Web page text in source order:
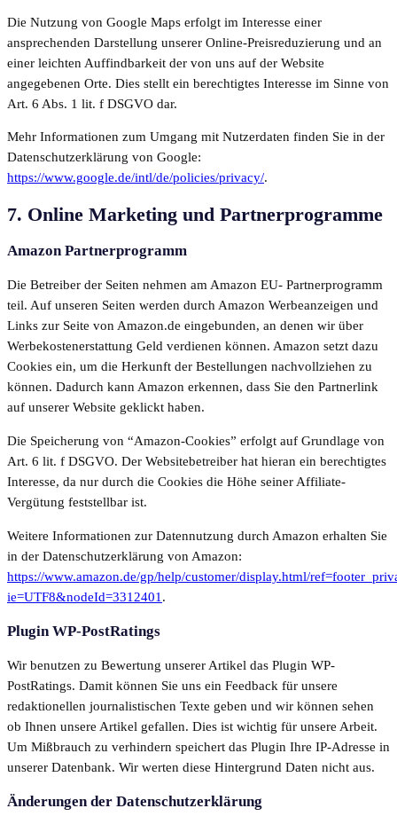
Die Nutzung von Google Maps erfolgt im Interesse einer
ansprechenden Darstellung unserer Online-Preisreduzierung und an
einer leichten Auffindbarkeit der von uns auf der Website
angegebenen Orte. Dies stellt ein berechtigtes Interesse im Sinne von
Art. 6 Abs. 1 lit. f DSGVO dar.
Mehr Informationen zum Umgang mit Nutzerdaten finden Sie in der
Datenschutzerklärung von Google:
https://www.google.de/intl/de/policies/privacy/.
7. Online Marketing und Partnerprogramme
Amazon Partnerprogramm
Die Betreiber der Seiten nehmen am Amazon EU- Partnerprogramm
teil. Auf unseren Seiten werden durch Amazon Werbeanzeigen und
Links zur Seite von Amazon.de eingebunden, an denen wir über
Werbekostenerstattung Geld verdienen können. Amazon setzt dazu
Cookies ein, um die Herkunft der Bestellungen nachvollziehen zu
können. Dadurch kann Amazon erkennen, dass Sie den Partnerlink
auf unserer Website geklickt haben.
Die Speicherung von “Amazon-Cookies” erfolgt auf Grundlage von
Art. 6 lit. f DSGVO. Der Websitebetreiber hat hieran ein berechtigtes
Interesse, da nur durch die Cookies die Höhe seiner Affiliate-
Vergütung feststellbar ist.
Weitere Informationen zur Datennutzung durch Amazon erhalten Sie
in der Datenschutzerklärung von Amazon:
https://www.amazon.de/gp/help/customer/display.html/
ie=UTF8&nodeId=3312401 .
Plugin WP-PostRatings
Wir benutzen zu Bewertung unserer Artikel das Plugin WP-
PostRatings. Damit können Sie uns ein Feedback für unsere
redaktionellen journalistischen Texte geben und wir können sehen
ob Ihnen unsere Artikel gefallen. Dies ist wichtig für unsere Arbeit.
Um Mißbrauch zu verhindern speichert das Plugin Ihre IP-Adresse in
unserer Datenbank. Wir werten diese Hintergrund Daten nicht aus.
Änderungen der Datenschutzerklärung